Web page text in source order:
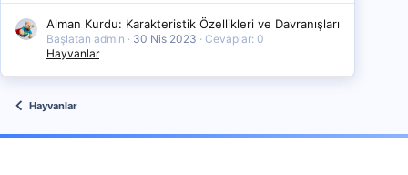
Alman Kurdu: Karakteristik Özellikleri ve Davranışları
Başlatan admin 30 Nis 2023
Cevaplar: 0
Hayvanlar
Hayvanlar